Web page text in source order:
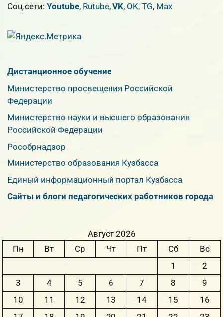
Cоц.сети: Youtube, Rutube, VK, OK, TG, Max
Дистанционное обучение
Министерство просвещения Российской
Федерации
Министерство науки и высшего образования
Российской Федерации
Рособрнадзор
Министерство образования Кузбасса
Единый информационный портал Кузбасса
Сайты и блоги педагогических работников города
Август 2026
Пн
Вт Ср Чт Пт Сб
Вс
1
2
3
4 5 6 7 8
9
10
11 12 13 14 15
16